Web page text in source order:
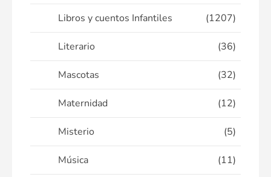
Libros y cuentos Infantiles (1207)
Literario (36)
Mascotas (32)
Maternidad (12)
Misterio (5)
Música (11)